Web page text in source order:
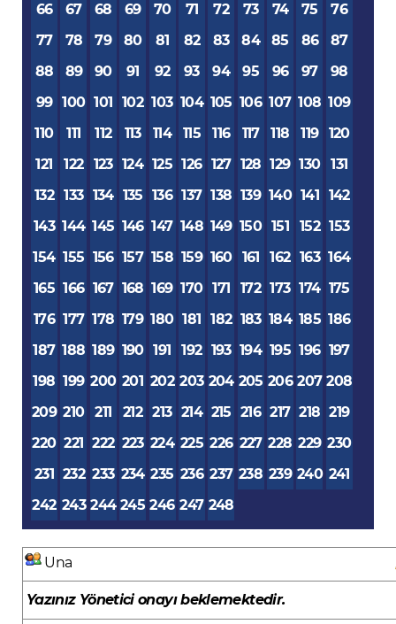
66
67 68 69 70 71 72 73 74 75
76
77
78 79 80 81 82 83 84 85 86
87
88
89 90 91 92 93 94 95 96 97
98
99 100 101 102 103 104 105 106 107 108 109
110
111 112 113 114 115 116 117 118 119
120
121
122 123 124 125 126 127 128 129 130
131
132 133 134 135 136 137 138 139 140 141 142
143 144 145 146 147 148 149 150 151 152 153
154 155 156 157 158 159 160 161 162 163 164
165 166 167 168 169 170 171 172 173 174 175
176 177 178 179 180 181 182 183 184 185 186
187 188 189 190 191 192 193 194 195 196 197
198 199 200 201 202 203 204 205 206 207 208
209 210 211 212 213 214 215 216 217 218 219
220 221 222 223 224 225 226 227 228 229 230
231 232 233 234 235 236 237 238 239 240 241
242 243 244 245 246 247 248
Una
Yazınız Yönetici onayı beklemektedir.